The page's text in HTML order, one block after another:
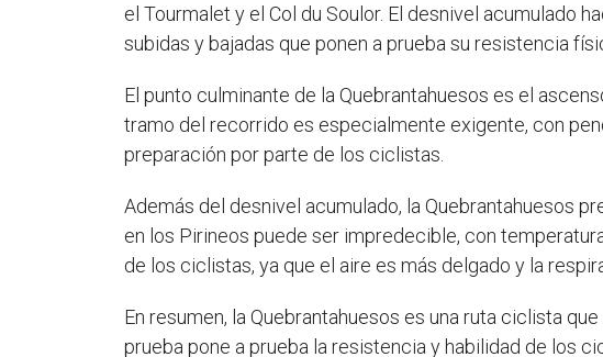
el Tourmalet y el Col du Soulor. El desnivel acumulado
subidas y bajadas que ponen a prueba su resistencia
El punto culminante de la Quebrantahuesos es el
tramo del recorrido es especialmente exigente, con
preparación por parte de los ciclistas.
Además del desnivel acumulado, la Quebrantahuesos
en los Pirineos puede ser impredecible, con
de los ciclistas, ya que el aire es más delgado y la
En resumen, la Quebrantahuesos es una ruta ciclista
prueba pone a prueba la resistencia y habilidad de los